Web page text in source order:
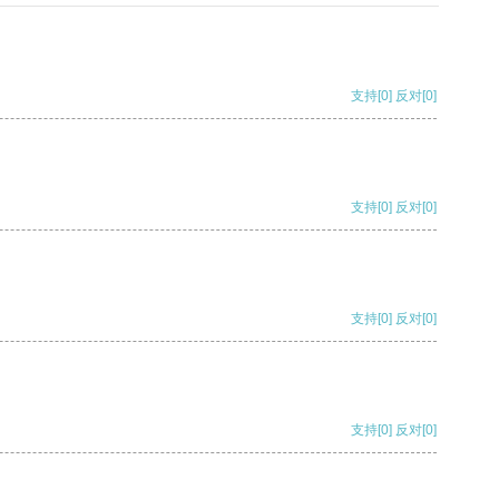
支持[0] 反对[0]
支持[0] 反对[0]
支持[0] 反对[0]
支持[0] 反对[0]